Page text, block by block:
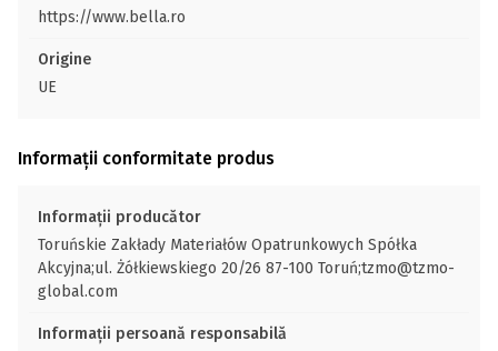
https://www.bella.ro
Origine
UE
Informații conformitate produs
Informații producător
Toruńskie Zakłady Materiałów Opatrunkowych Spółka
Akcyjna;ul. Żółkiewskiego 20/26 87-100 Toruń;tzmo@tzmo-
global.com
Informații persoană responsabilă